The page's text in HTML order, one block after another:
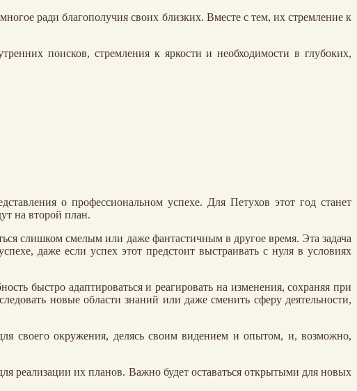
ради благополучия своих близких. Вместе с тем, их стремление к
поисков, стремления к яркости и необходимости в глубоких,
о профессиональном успехе. Для Петухов этот год станет
на второй план.
слишком смелым или даже фантастичным в другое время. Эта задача
даже если успех этот предстоит выстраивать с нуля в условиях
быстро адаптироваться и реагировать на изменения, сохраняя при
новые области знаний или даже сменить сферу деятельности,
своего окружения, делясь своим видением и опытом, и, возможно,
реализации их планов. Важно будет оставаться открытыми для новых